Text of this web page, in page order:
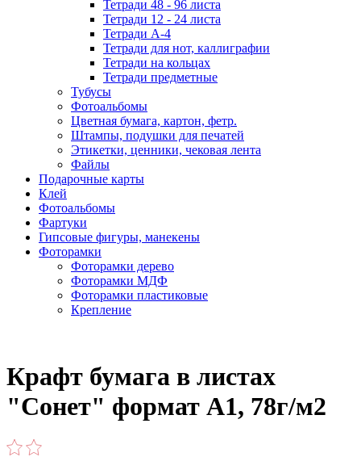
Тетради 48 - 96 листа
Тетради 12 - 24 листа
Тетради А-4
Тетради для нот, каллиграфии
Тетради на кольцах
Тетради предметные
Тубусы
Фотоальбомы
Цветная бумага, картон, фетр.
Штампы, подушки для печатей
Этикетки, ценники, чековая лента
Файлы
Подарочные карты
Клей
Фотоальбомы
Фартуки
Гипсовые фигуры, манекены
Фоторамки
Фоторамки дерево
Фоторамки МДФ
Фоторамки пластиковые
Крепление
Крафт бумага в листах
"Сонет" формат А1, 78г/м2